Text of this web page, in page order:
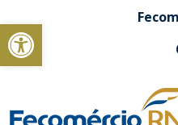
Abrir a barra de ferramentas